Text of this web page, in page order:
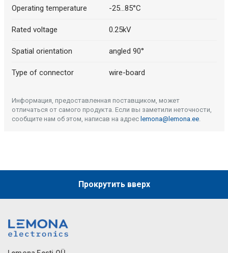
Operating temperature -25...85°C
Rated voltage 0.25kV
Spatial orientation angled 90°
Type of connector wire-board
Информация, предоставленная поставщиком, может
отличаться от самого продукта. Если вы заметили неточности,
сообщите нам об этом, написав на адрес lemona@lemona.ee.
Прокрутить вверх